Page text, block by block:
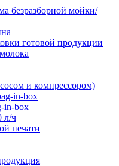
безразборной мойки/
готовой продукции
и компрессором)
in-box
in-box
л/ч
печати